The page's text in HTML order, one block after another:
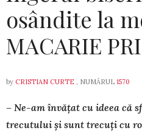
osândite la
MACARIE
by CRISTIAN CURTE , NUMĂRUL 1570
– Ne-am învățat cu ideea că
trecutului și sunt trecuți cu